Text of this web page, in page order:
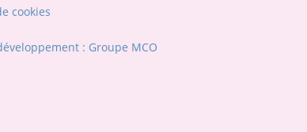
cookies
: Groupe MCO